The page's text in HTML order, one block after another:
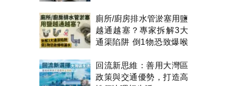
廁所/廚房排水管淤塞用鹽
越通越塞？專家拆解3大
通渠陷阱 倒1物恐致爆喉
回流新思維：善用大灣區
政策與交通優勢，打造高